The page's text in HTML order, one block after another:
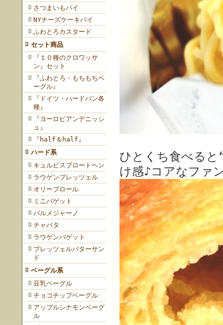
さつまいもパイ
NYチーズケーキパイ
ふわとろカスタード
セット商品
『１０種のクロワッサ
ン』セット
『ふわとろ・もちもちベ
ーグル』
『ドイツ・ハードパン各
種』
『ヨーロピアンデニッシ
ュ』
『half＆half』
ハード系
キュルビスブロートヘン
ラウゲンブレッツェル
オリーブロール
ミニバゲット
パルメジャーノ
チャパタ
ラウゲンバゲット
ブレッツェルバターサン
ド
ベーグル系
豆乳ベーグル
チョコチップベーグル
アップルシナモンベーグ
ル
ひとくち食べる
け感♪コアなファ